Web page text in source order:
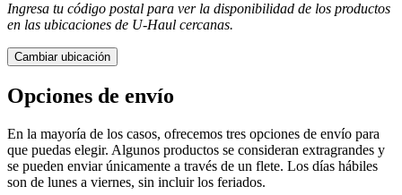
Ingresa tu código postal para ver la disponibilidad de los productos
en las ubicaciones de U-Haul ​​​​​​​ cercanas.
Cambiar ubicación
Opciones de envío
En la mayoría de los casos, ofrecemos tres opciones de envío para
que puedas elegir. Algunos productos se consideran extragrandes y
se pueden enviar únicamente a través de un flete. Los días hábiles
son de lunes a viernes, sin incluir los feriados.